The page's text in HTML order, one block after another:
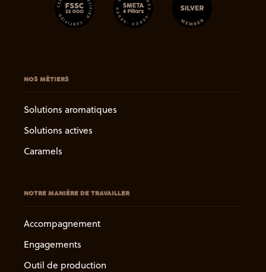
NOS MÉTIERS
Solutions aromatiques
Solutions actives
Caramels
NOTRE MANIÈRE DE TRAVAILLER
Accompagnement
Engagements
Outil de production